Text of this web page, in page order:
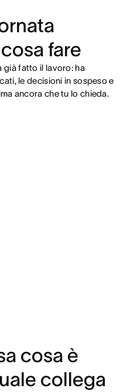
fare
già fatto il lavoro: ha
le decisioni in sospeso e
ancora che tu lo chieda.
cosa è
collega